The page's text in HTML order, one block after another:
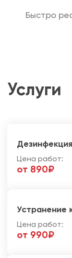
Быстро
Услуги
Дезинфекция
Цена работ:
от 890₽
Устранение
Цена работ:
от 990₽